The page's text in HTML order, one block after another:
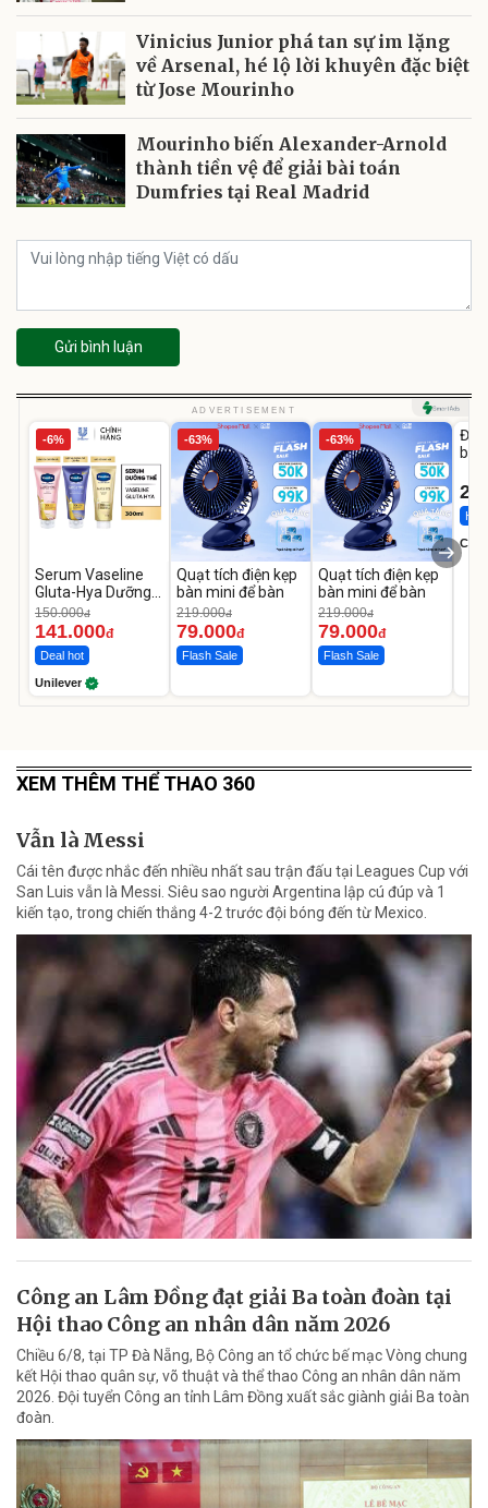
Vinicius Junior phá tan sự im lặng
về Arsenal, hé lộ lời khuyên đặc biệt
từ Jose Mourinho
Mourinho biến Alexander-Arnold
thành tiền vệ để giải bài toán
Dumfries tại Real Madrid
Gửi bình luận
ADVERTISEMENT
-6%
Serum Vaseline
Gluta-Hya Dưỡng
Da Sáng Mịn Sau 7
Ngày
150.000đ
141.000đ
Deal hot
Unilever
-63%
Quạt tích điện kẹp
bàn mini để bàn
219.000đ
79.000đ
Flash Sale
-63%
Quạt tích điện kẹp
bàn mini để bàn
219.000đ
79.000đ
Flash Sale
Đai
bé
Hot
XEM THÊM THỂ THAO 360
Vẫn là Messi
Cái tên được nhắc đến nhiều nhất sau trận đấu tại Leagues Cup với
San Luis vẫn là Messi. Siêu sao người Argentina lập cú đúp và 1
kiến tạo, trong chiến thắng 4-2 trước đội bóng đến từ Mexico.
Công an Lâm Đồng đạt giải Ba toàn đoàn tại
Hội thao Công an nhân dân năm 2026
Chiều 6/8, tại TP Đà Nẵng, Bộ Công an tổ chức bế mạc Vòng chung
kết Hội thao quân sự, võ thuật và thể thao Công an nhân dân năm
2026. Đội tuyển Công an tỉnh Lâm Đồng xuất sắc giành giải Ba toàn
đoàn.